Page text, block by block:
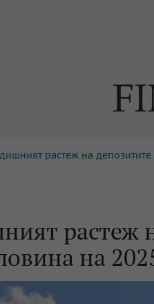
ИМОТИ
растеж на
растеж
на